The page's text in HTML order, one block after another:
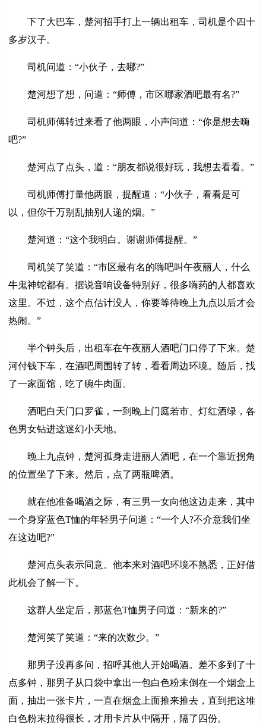
下了大巴车，楚河招手打上一辆出租车，司机是个四十
多岁汉子。
司机问道：“小伙子，去哪?”
楚河想了想，问道：“师傅，市区哪家酒吧最有名?”
司机师傅转过来看了他两眼，小声问道：“你是想去嗨
吧?”
楚河点了点头，道：“朋友都说很好玩，我想去看看。”
司机师傅打量他两眼，提醒道：“小伙子，看看是可
以，但你千万别乱抽别人递的烟。”
楚河道：“这个我明白。谢谢师傅提醒。”
司机笑了笑道：“市区最有名的嗨吧叫午夜丽人，什么
牛鬼神蛇都有。据说音响设备特别好，很多嗨药的人都喜欢
这里。不过，这个点估计没人，你要等待晚上九点以后才会
热闹。”
半个钟头后，出租车在午夜丽人酒吧门口停了下来。楚
河付钱下车，在酒吧周围转了转，看看周边环境。随后，找
了一家面馆，吃了碗牛肉面。
酒吧白天门口罗雀，一到晚上门庭若市、灯红酒绿，各
色男女钻进这迷幻小天地。
晚上九点钟，楚河孤身走进丽人酒吧，在一个靠近拐角
的位置坐了下来。然后，点了两瓶啤酒。
就在他准备喝酒之际，有三男一女向他这边走来，其中
一个身穿蓝色T恤的年轻男子问道：“一个人?不介意我们坐
在这边吧?”
楚河点头表示同意。他本来对酒吧环境不熟悉，正好借
此机会了解一下。
这群人坐定后，那蓝色T恤男子问道：“新来的?”
楚河笑了笑道：“来的次数少。”
那男子没再多问，招呼其他人开始喝酒。差不多到了十
点多钟，那男子从口袋中拿出一包白色粉末倒在一个烟盒上
面，抽出一张卡片，一直在烟盒上面推来推去，直到把这堆
白色粉末拉得很长，才用卡片从中隔开，隔了四份。